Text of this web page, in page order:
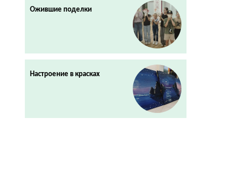
Ожившие поделки
Настроение в красках